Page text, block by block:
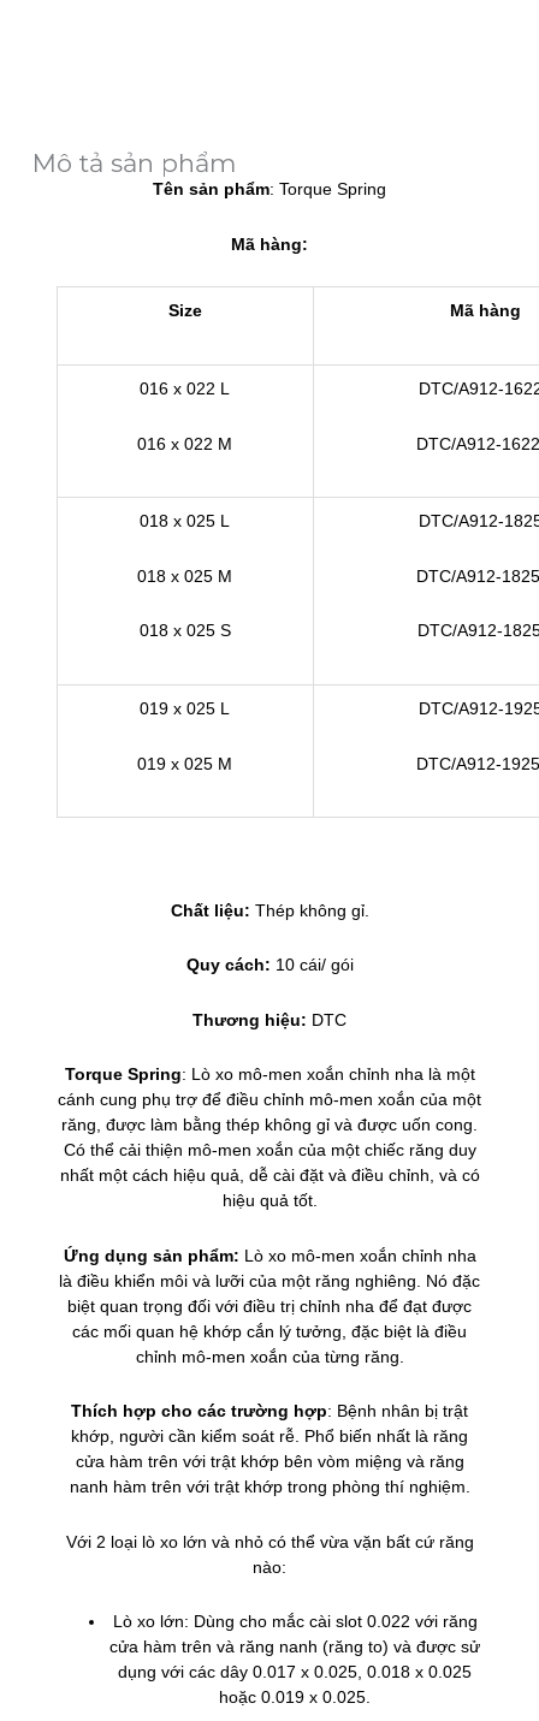
Mô tả sản phẩm
Tên sản phẩm: Torque Spring
Mã hàng:
Size Mã hàng
016 x 022 L
016 x 022 M
DTC/A912-
DTC/A912-
018 x 025 L
018 x 025 M
018 x 025 S
DTC/A912-
DTC/A912-
DTC/A912-
019 x 025 L
019 x 025 M
DTC/A912-
DTC/A912-
Chất liệu: Thép không gỉ.
Quy cách: 10 cái/ gói
Thương hiệu: DTC
Torque Spring: Lò xo mô-men xoắn chỉnh nha là một
cánh cung phụ trợ để điều chỉnh mô-men xoắn của một
răng, được làm bằng thép không gỉ và được uốn cong.
Có thể cải thiện mô-men xoắn của một chiếc răng duy
nhất một cách hiệu quả, dễ cài đặt và điều chỉnh, và có
hiệu quả tốt.
Ứng dụng sản phẩm: Lò xo mô-men xoắn chỉnh nha
là điều khiển môi và lưỡi của một răng nghiêng. Nó đặc
biệt quan trọng đối với điều trị chỉnh nha để đạt được
các mối quan hệ khớp cắn lý tưởng, đặc biệt là điều
chỉnh mô-men xoắn của từng răng.
Thích hợp cho các trường hợp: Bệnh nhân bị trật
khớp, người cần kiểm soát rễ. Phổ biến nhất là răng
cửa hàm trên với trật khớp bên vòm miệng và răng
nanh hàm trên với trật khớp trong phòng thí nghiệm.
Với 2 loại lò xo lớn và nhỏ có thể vừa vặn bất cứ răng
nào:
Lò xo lớn: Dùng cho mắc cài slot 0.022 với răng
cửa hàm trên và răng nanh (răng to) và được sử
dụng với các dây 0.017 x 0.025, 0.018 x 0.025
hoặc 0.019 x 0.025.